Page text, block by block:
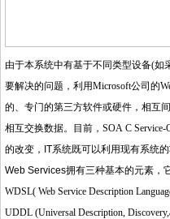
由于本系统中有基于不同类型设备(如
要解决的问题，利用Microsoft公司的
的、专门的第三方软件或硬件，相互
相互交换数据。目前， SOA C Service-
的改变，IT系统既可以利用现有系统
Web Services拥有三种基本的元素，
WDSL( Web Service Description
UDDL (Universal Description,